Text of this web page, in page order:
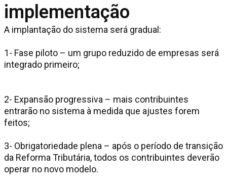
implementação
A implantação do sistema será gradual:
1- Fase piloto – um grupo reduzido de empresas será
integrado primeiro;
2- Expansão progressiva – mais contribuintes
entrarão no sistema à medida que ajustes forem
feitos;
3- Obrigatoriedade plena – após o período de transição
da Reforma Tributária, todos os contribuintes deverão
operar no novo modelo.